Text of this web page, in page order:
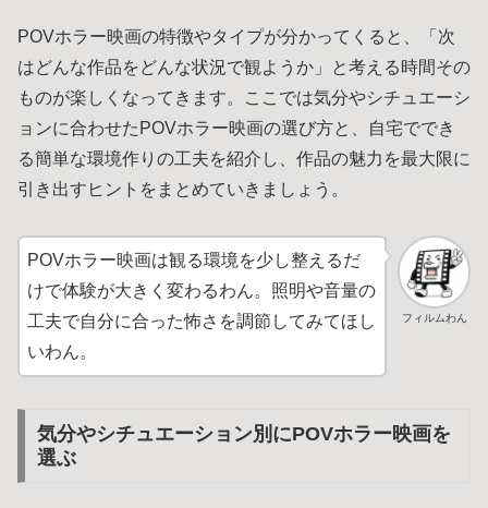
POVホラー映画の特徴やタイプが分かってくると、「次
はどんな作品をどんな状況で観ようか」と考える時間その
ものが楽しくなってきます。ここでは気分やシチュエーシ
ョンに合わせたPOVホラー映画の選び方と、自宅ででき
る簡単な環境作りの工夫を紹介し、作品の魅力を最大限に
引き出すヒントをまとめていきましょう。
フィルムわん
POVホラー映画は観る環境を少し整えるだ
けで体験が大きく変わるわん。照明や音量の
工夫で自分に合った怖さを調節してみてほし
いわん。
気分やシチュエーション別にPOVホラー映画を
選ぶ